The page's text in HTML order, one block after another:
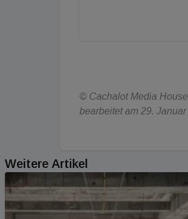
© Cachalot Media
bearbeitet am 29.
Weitere Artikel